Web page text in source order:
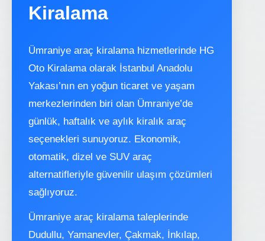
Kiralama
Ümraniye araç kiralama hizmetlerinde HG
Oto Kiralama olarak İstanbul Anadolu
Yakası’nın en yoğun ticaret ve yaşam
merkezlerinden biri olan Ümraniye’de
günlük, haftalık ve aylık kiralık araç
seçenekleri sunuyoruz. Ekonomik,
otomatik, dizel ve SUV araç
alternatifleriyle güvenilir ulaşım çözümleri
sağlıyoruz.
Ümraniye araç kiralama taleplerinde
Dudullu, Yamanevler, Çakmak, İnkılap,